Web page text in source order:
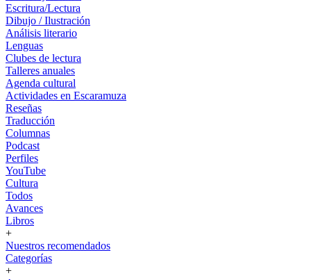
Escritura/Lectura
Dibujo / Ilustración
Análisis literario
Lenguas
Clubes de lectura
Talleres anuales
Agenda cultural
Actividades en Escaramuza
Reseñas
Traducción
Columnas
Podcast
Perfiles
YouTube
Cultura
Todos
Avances
Libros
+
Nuestros recomendados
Categorías
+